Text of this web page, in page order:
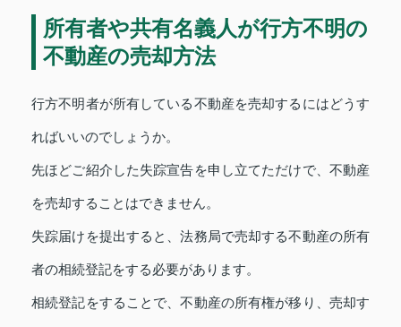
所有者や共有名義人が行方不明の
不動産の売却方法
行方不明者が所有している不動産を売却するにはどうす
ればいいのでしょうか。
先ほどご紹介した失踪宣告を申し立てただけで、不動産
を売却することはできません。
失踪届けを提出すると、法務局で売却する不動産の所有
者の相続登記をする必要があります。
相続登記をすることで、不動産の所有権が移り、売却す